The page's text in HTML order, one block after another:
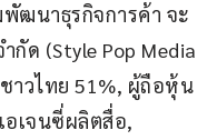
ฒนาธุรกิจการค้า จะ
ด (Style Pop Media
าวไทย 51%, ผู้ถือหุ้น
อเจนซี่ผลิตสื่อ,